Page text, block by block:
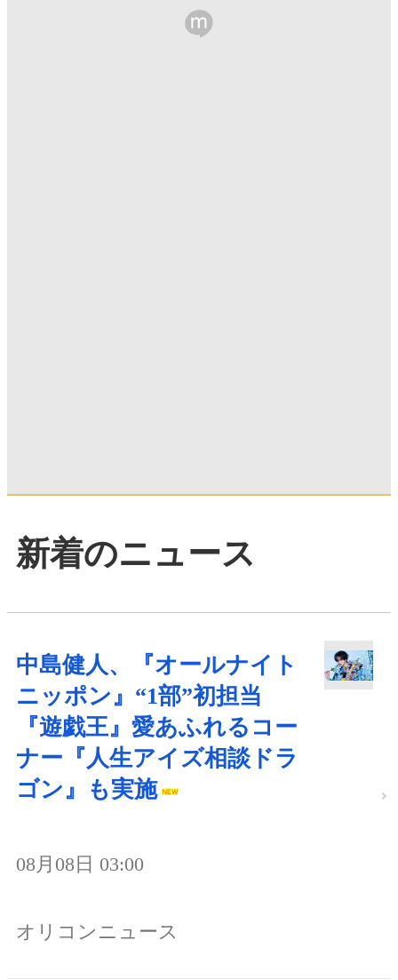
新着のニュース
中島健人、『オールナイト
ニッポン』“1部”初担当
『遊戯王』愛あふれるコー
ナー『人生アイズ相談ドラ
ゴン』も実施
08月08日 03:00
オリコンニュース